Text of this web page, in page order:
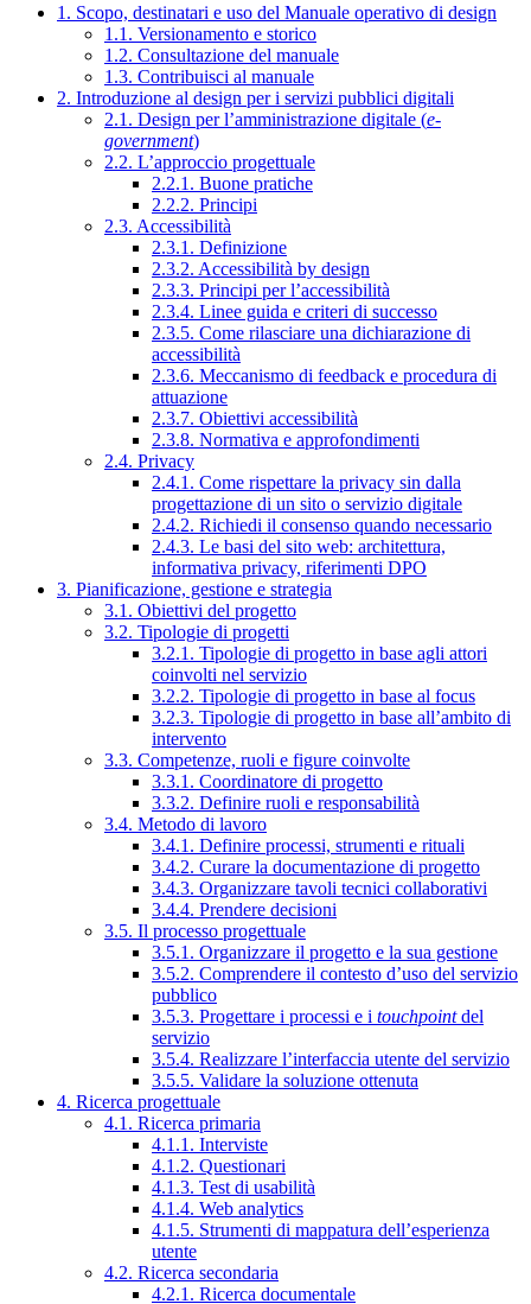
1. Scopo, destinatari e uso del Manuale operativo di design
1.1. Versionamento e storico
1.2. Consultazione del manuale
1.3. Contribuisci al manuale
2. Introduzione al design per i servizi pubblici digitali
2.1. Design per l’amministrazione digitale (e-
government)
2.2. L’approccio progettuale
2.2.1. Buone pratiche
2.2.2. Principi
2.3. Accessibilità
2.3.1. Definizione
2.3.2. Accessibilità by design
2.3.3. Principi per l’accessibilità
2.3.4. Linee guida e criteri di successo
2.3.5. Come rilasciare una dichiarazione di
accessibilità
2.3.6. Meccanismo di feedback e procedura di
attuazione
2.3.7. Obiettivi accessibilità
2.3.8. Normativa e approfondimenti
2.4. Privacy
2.4.1. Come rispettare la privacy sin dalla
progettazione di un sito o servizio digitale
2.4.2. Richiedi il consenso quando necessario
2.4.3. Le basi del sito web: architettura,
informativa privacy, riferimenti DPO
3. Pianificazione, gestione e strategia
3.1. Obiettivi del progetto
3.2. Tipologie di progetti
3.2.1. Tipologie di progetto in base agli attori
coinvolti nel servizio
3.2.2. Tipologie di progetto in base al focus
3.2.3. Tipologie di progetto in base all’ambito di
intervento
3.3. Competenze, ruoli e figure coinvolte
3.3.1. Coordinatore di progetto
3.3.2. Definire ruoli e responsabilità
3.4. Metodo di lavoro
3.4.1. Definire processi, strumenti e rituali
3.4.2. Curare la documentazione di progetto
3.4.3. Organizzare tavoli tecnici collaborativi
3.4.4. Prendere decisioni
3.5. Il processo progettuale
3.5.1. Organizzare il progetto e la sua gestione
3.5.2. Comprendere il contesto d’uso del servizio
pubblico
3.5.3. Progettare i processi e i touchpointdel
servizio
3.5.4. Realizzare l’interfaccia utente del servizio
3.5.5. Validare la soluzione ottenuta
4. Ricerca progettuale
4.1. Ricerca primaria
4.1.1. Interviste
4.1.2. Questionari
4.1.3. Test di usabilità
4.1.4. Web analytics
4.1.5. Strumenti di mappatura dell’esperienza
utente
4.2. Ricerca secondaria
4.2.1. Ricerca documentale